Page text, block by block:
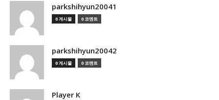
parkshihyun20041
0 게시물 0 코멘트
parkshihyun20042
0 게시물 0 코멘트
Player K